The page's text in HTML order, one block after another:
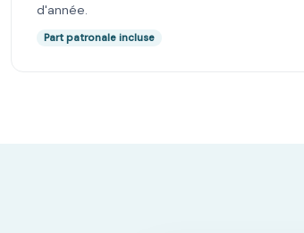
d'année.
Part patronale incluse